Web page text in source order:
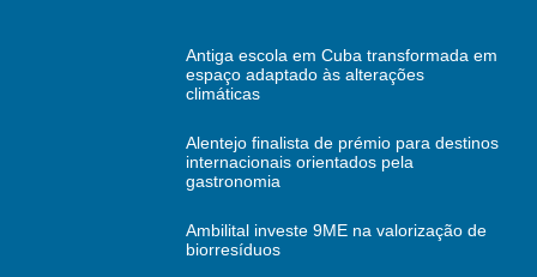
Antiga escola em Cuba transformada em
espaço adaptado às alterações
climáticas
Alentejo finalista de prémio para destinos
internacionais orientados pela
gastronomia
Ambilital investe 9ME na valorização de
biorresíduos